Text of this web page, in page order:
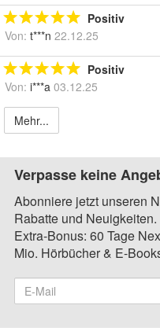
Positiv
Von: t***n 22.12.25
Positiv
Von: i***a 03.12.25
Mehr...
Verpasse keine
Abonniere jetzt unseren
Rabatte und Neuigkeiten.
Extra-Bonus: 60 Tage
Mio. Hörbücher & E-